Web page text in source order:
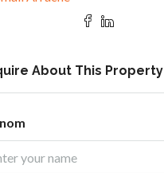
About This Property